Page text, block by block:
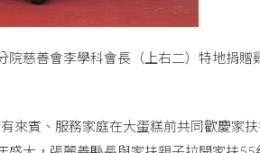
慈善會李學科會長（上右二）特地捐贈
來賓、服務家庭在大蛋糕前共同歡慶家